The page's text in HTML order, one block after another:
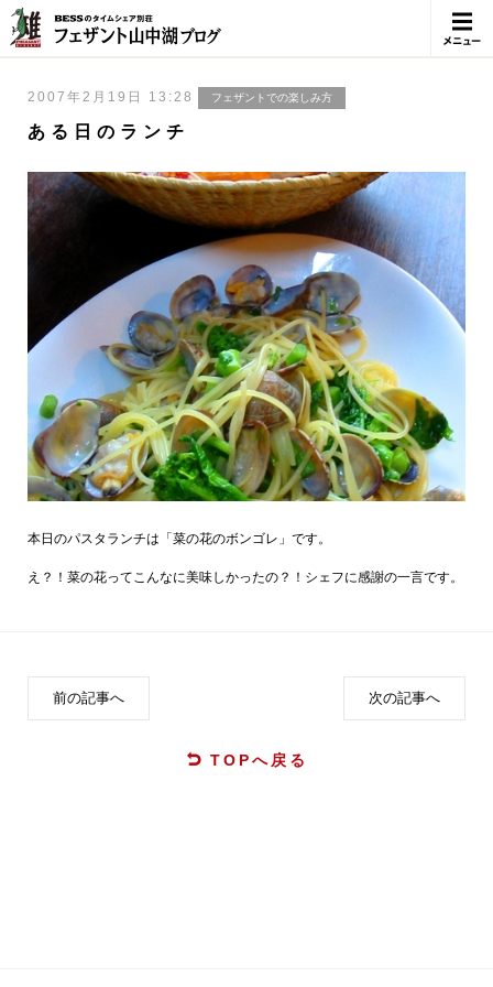
メニュ
2007年2月19日 13:28 フェザントでの楽しみ方
ある日のランチ
本日のパスタランチは「菜の花のボンゴレ」です。
え？！菜の花ってこんなに美味しかったの？！シェフに感謝の一言です。
前の記事へ
TOPへ戻る
次の記事へ